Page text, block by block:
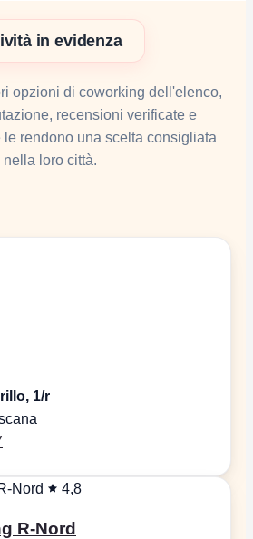
in evidenza
opzioni di coworking dell'elenco,
recensioni verificate e
le rendono una scelta consigliata
nella loro città.
1/r
4,8
R-Nord